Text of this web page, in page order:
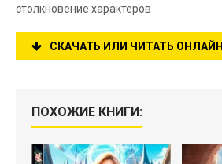
столкновение характеров
СКАЧАТЬ ИЛИ ЧИТАТЬ ОНЛАЙН
ПОХОЖИЕ КНИГИ: